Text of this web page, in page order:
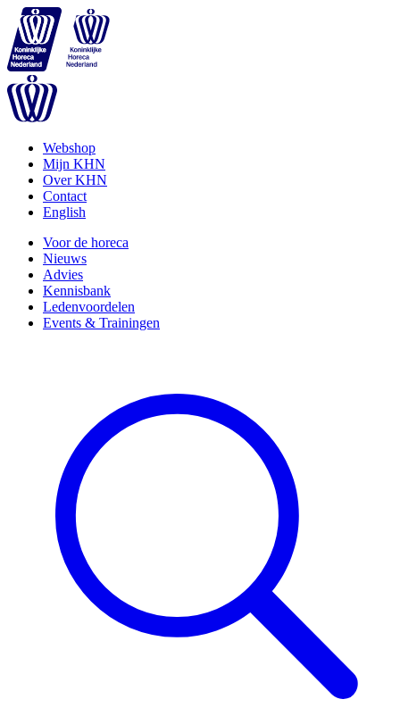
Webshop
Mijn KHN
Over KHN
Contact
English
Voor de horeca
Nieuws
Advies
Kennisbank
Ledenvoordelen
Events & Trainingen